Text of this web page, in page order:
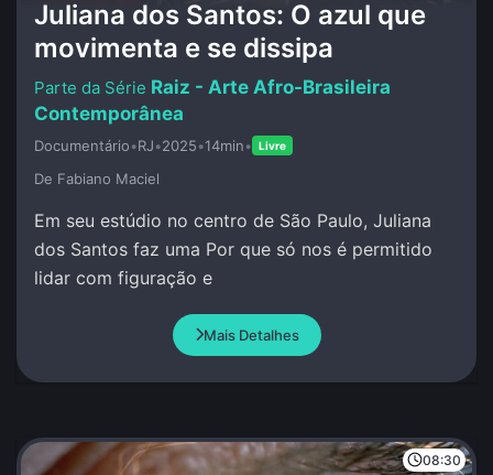
Juliana dos Santos: O azul que
movimenta e se dissipa
Raiz - Arte Afro-Brasileira
Contemporânea
Documentário•RJ•2025•14min• Livre
De Fabiano Maciel
Em seu estúdio no centro de São Paulo, Juliana
dos Santos faz uma Por que só nos é permitido
lidar com figuração e
Mais Detalhes
08:30